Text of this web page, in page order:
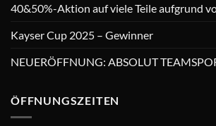
40&50%-Aktion auf viele Teile aufgrund
Kayser Cup 2025 – Gewinner
NEUERÖFFNUNG: ABSOLUT
ÖFFNUNGSZEITEN